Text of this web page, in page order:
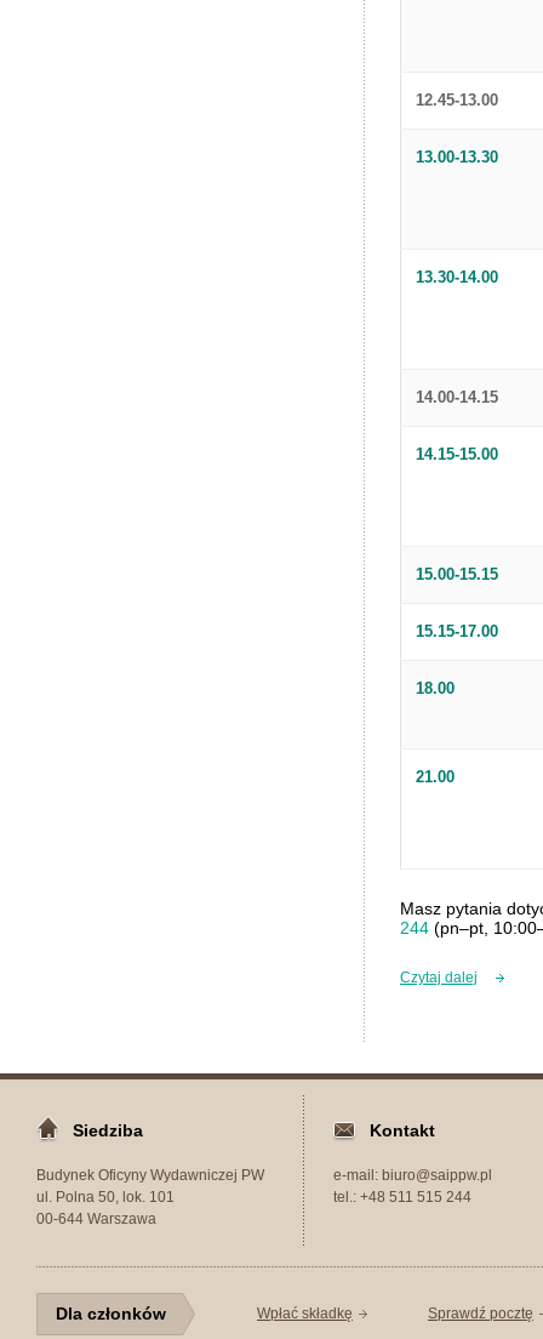
12.45-13.00
13.00-13.30
13.30-14.00
14.00-14.15
14.15-15.00
15.00-15.15
15.15-17.00
18.00
21.00
Masz pytania
244 (pn–pt,
Czytaj dalej
Siedziba
Budynek Oficyny Wydawniczej PW
ul. Polna 50, lok. 101
00-644 Warszawa
Kontakt
e-mail: biuro@saippw.pl
tel.: +48 511 515 244
Dla członków Wpłać składkę Sprawdź pocztę